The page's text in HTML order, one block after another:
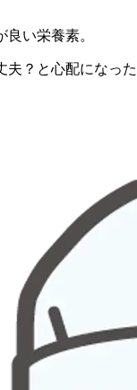
い栄養素。
夫？と心配になった